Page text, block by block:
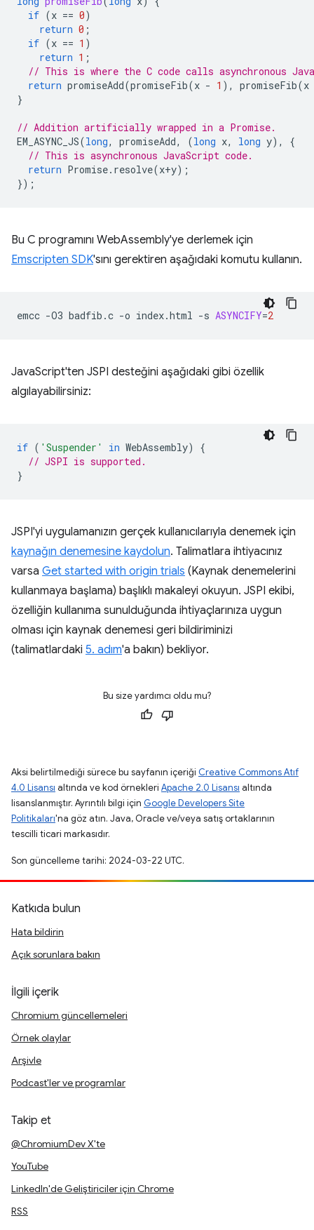
if (x == 0)
return 0 ;
if (x == 1 )
return 1 ;
// This is where the C code calls asynchronous
return promiseAdd(promiseFib(x - 1 ), promiseFib(x
}
// Addition artificially wrapped in a Promise.
EM_ASYNC_JS(long, promiseAdd, (long x, long y),
{
// This is asynchronous JavaScript code.
return Promise. resolve(x+y);
});
Bu C programını WebAssembly'ye derlemek için
Emscripten SDK'sını gerektiren aşağıdaki komutu kullanın.
emcc -O3 badfib.c -o index.html -s ASYNCIFY=2
JavaScript'ten JSPI desteğini aşağıdaki gibi özellik
algılayabilirsiniz:
if ( 'Suspender' in WebAssembly)
{
// JSPI is supported.
}
JSPI'yi uygulamanızın gerçek kullanıcılarıyla denemek için
kaynağın denemesine kaydolun. Talimatlara ihtiyacınız
varsa Get started with origin trials (Kaynak denemelerini
kullanmaya başlama) başlıklı makaleyi okuyun. JSPI ekibi,
özelliğin kullanıma sunulduğunda ihtiyaçlarınıza uygun
olması için kaynak denemesi geri bildiriminizi
(talimatlardaki 5. adım'a bakın) bekliyor.
Bu size yardımcı oldu mu?
Aksi belirtilmediği sürece bu sayfanın içeriği Creative Commons Atıf
4.0 Lisansı altında ve kod örnekleri Apache 2.0 Lisansı altında
lisanslanmıştır. Ayrıntılı bilgi için Google Developers Site
Politikaları'na göz atın. Java, Oracle ve/veya satış ortaklarının
tescilli ticari markasıdır.
Son güncelleme tarihi: 2024-03-22 UTC.
Katkıda bulun
Hata bildirin
Açık sorunlara bakın
İlgili içerik
Chromium güncellemeleri
Örnek olaylar
Arşivle
Podcast'ler ve programlar
Takip et
@ChromiumDev X'te
YouTube
LinkedIn'de Geliştiriciler için Chrome
RSS